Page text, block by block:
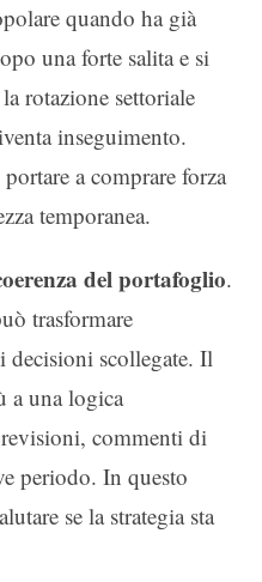
quando ha già
una forte salita e si
rotazione settoriale
inseguimento.
a comprare forza
temporanea.
del portafoglio.
trasformare
decisioni scollegate. Il
a una logica
commenti di
periodo. In questo
se la strategia sta